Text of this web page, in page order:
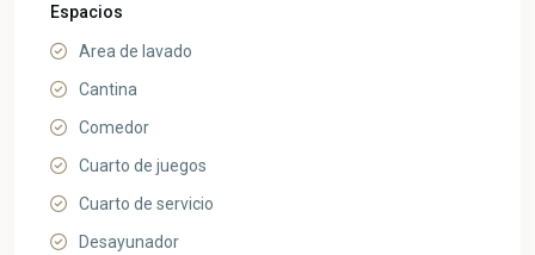
Espacios
Area de lavado
Cantina
Comedor
Cuarto de juegos
Cuarto de servicio
Desayunador